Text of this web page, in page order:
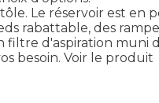
Le réservoir est en
rabattable, des
d'aspiration muni
besoin. Voir le produit